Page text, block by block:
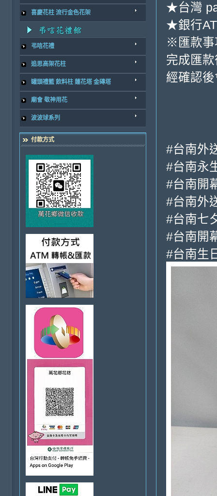
喜慶花柱 流行金色花架
弔唁花禮
追思高架花柱
罐頭禮籃 飲料柱 蓮花塔 金磚塔
廟會 敬神用花
波波球系列
付款方式
★台灣
★銀行
※匯款事
完成匯
經確認
#台南外
#台南永
#台南開
#台南外
#台南七
#台南開
#台南生